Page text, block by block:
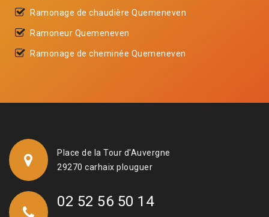
Ramonage de chaudière Quemeneven
Ramoneur Quemeneven
Ramonage de cheminée Quemeneven
Place de la Tour d'Auvergne
29270 carhaix plouguer
02 52 56 50 14